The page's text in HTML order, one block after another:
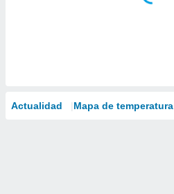
Actualidad Mapa de temperatura